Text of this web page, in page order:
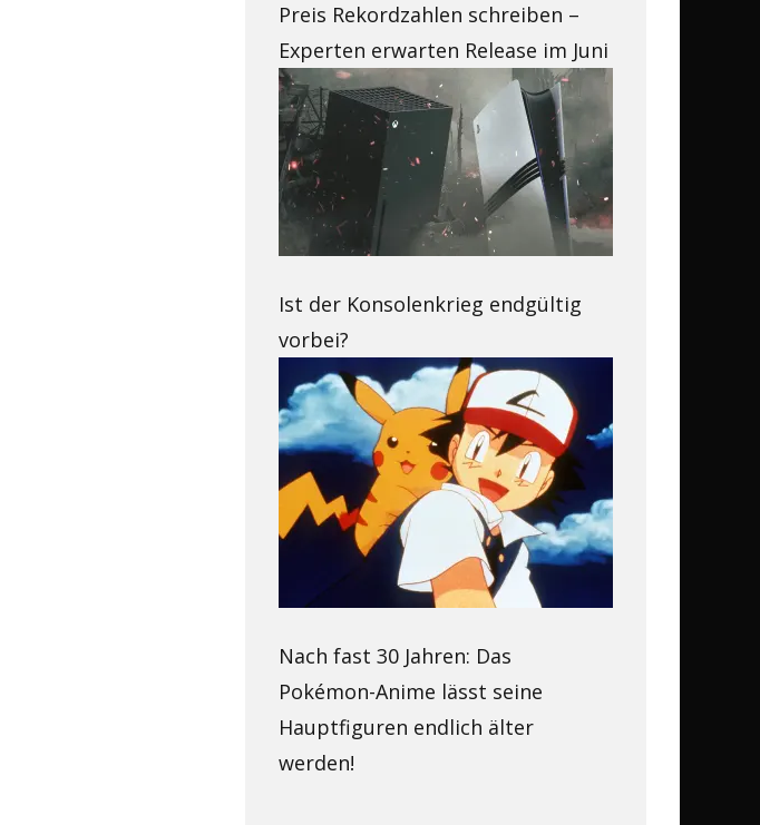
Preis Rekordzahlen schreiben –
Experten erwarten Release im Juni
Ist der Konsolenkrieg endgültig
vorbei?
Nach fast 30 Jahren: Das
Pokémon-Anime lässt seine
Hauptfiguren endlich älter
werden!